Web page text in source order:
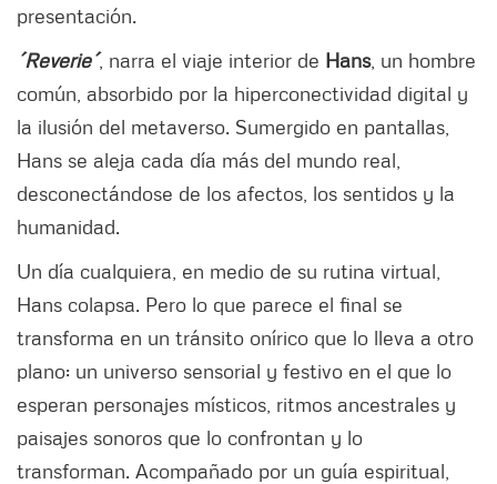
presentación.
´Reverie´, narra el viaje interior de Hans, un hombre
común, absorbido por la hiperconectividad digital y
la ilusión del metaverso. Sumergido en pantallas,
Hans se aleja cada día más del mundo real,
desconectándose de los afectos, los sentidos y la
humanidad.
Un día cualquiera, en medio de su rutina virtual,
Hans colapsa. Pero lo que parece el final se
transforma en un tránsito onírico que lo lleva a otro
plano: un universo sensorial y festivo en el que lo
esperan personajes místicos, ritmos ancestrales y
paisajes sonoros que lo confrontan y lo
transforman. Acompañado por un guía espiritual,